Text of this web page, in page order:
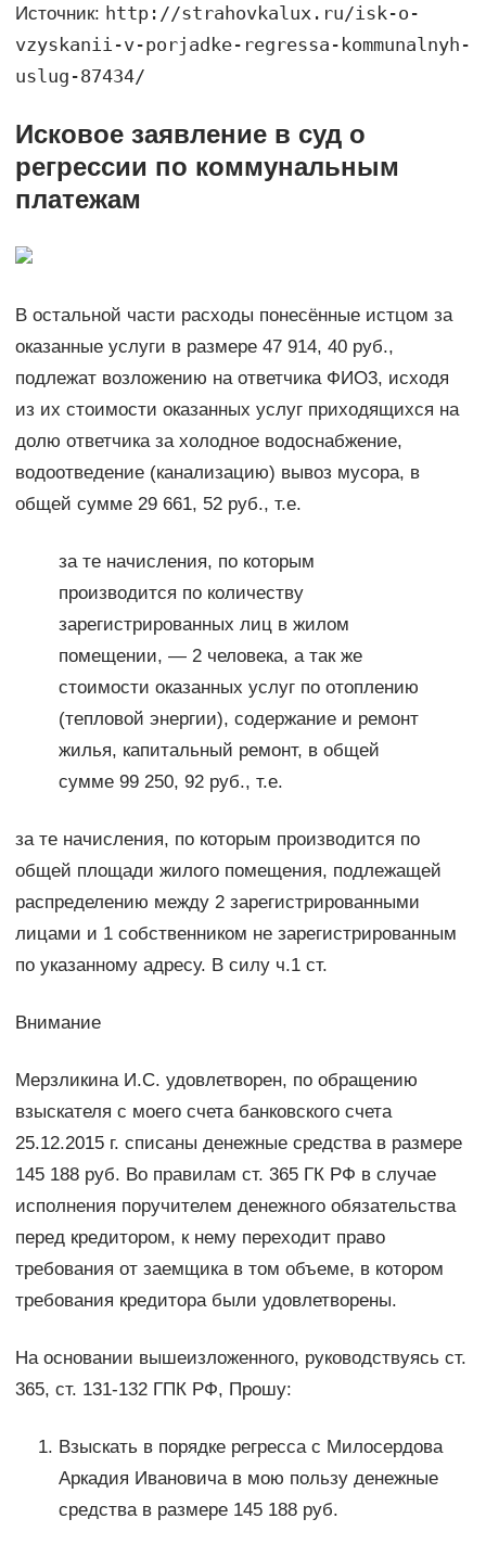
Источник: http://strahovkalux.ru/isk-o-
vzyskanii-v-porjadke-regressa-kommunalnyh-
uslug-87434/
Исковое заявление в суд о
регрессии по коммунальным
платежам
В остальной части расходы понесённые истцом за
оказанные услуги в размере 47 914, 40 руб.,
подлежат возложению на ответчика ФИО3, исходя
из их стоимости оказанных услуг приходящихся на
долю ответчика за холодное водоснабжение,
водоотведение (канализацию) вывоз мусора, в
общей сумме 29 661, 52 руб., т.е.
за те начисления, по которым
производится по количеству
зарегистрированных лиц в жилом
помещении, — 2 человека, а так же
стоимости оказанных услуг по отоплению
(тепловой энергии), содержание и ремонт
жилья, капитальный ремонт, в общей
сумме 99 250, 92 руб., т.е.
за те начисления, по которым производится по
общей площади жилого помещения, подлежащей
распределению между 2 зарегистрированными
лицами и 1 собственником не зарегистрированным
по указанному адресу. В силу ч.1 ст.
Внимание
Мерзликина И.С. удовлетворен, по обращению
взыскателя с моего счета банковского счета
25.12.2015 г. списаны денежные средства в размере
145 188 руб. Во правилам ст. 365 ГК РФ в случае
исполнения поручителем денежного обязательства
перед кредитором, к нему переходит право
требования от заемщика в том объеме, в котором
требования кредитора были удовлетворены.
На основании вышеизложенного, руководствуясь ст.
365, ст. 131-132 ГПК РФ, Прошу:
Взыскать в порядке регресса с Милосердова
Аркадия Ивановича в мою пользу денежные
средства в размере 145 188 руб.